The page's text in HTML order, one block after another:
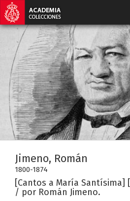
Jimeno, Román
1800-1874
[Cantos a María Santísima]
/ por Román Jimeno.